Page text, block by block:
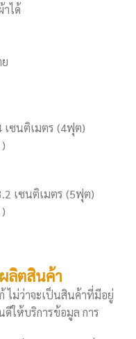
ได้
เซนติเมตร (4ฟุต)
เซนติเมตร (5ฟุต)
ลิตสินค้า
ไม่ว่าจะเป็นสินค้าที่มีอยู่
ให้บริการข้อมูล การ